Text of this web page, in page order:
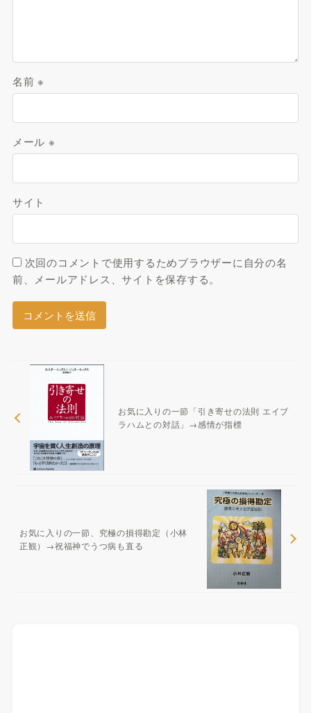
名前※
メール ※
サイト
次回のコメントで使用するためブラウザーに自分の名
前、メールアドレス、サイトを保存する。
お気に入りの一節「引き寄せの法則 エイブ
ラハムとの対話」→感情が指標
お気に入りの一節、究極の損得勘定（小林
正観）→祝福神でうつ病も直る